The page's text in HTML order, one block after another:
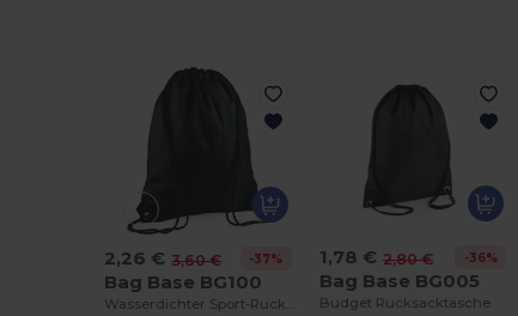
2,26 € 3,60 € -37%
Bag Base BG100
1,78 € 2,80 € -36%
Bag Base BG005
Budget Rucksacktasche